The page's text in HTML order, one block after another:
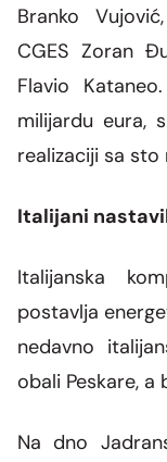
Branko
CGES Zoran
Flavio
milijardu eura,
realizaciji sa sto
Italijani
Italijanska
postavlja
nedavno
obali Peskare, a
Na dno